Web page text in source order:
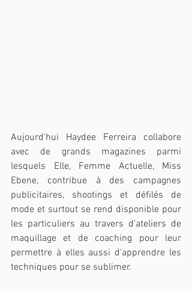
Aujourd'hui Haydee Ferreira collabore
avec de grands magazines parmi
lesquels Elle, Femme Actuelle, Miss
Ebene, contribue à des campagnes
publicitaires, shootings et défilés de
mode et surtout se rend disponible pour
les particuliers au travers d'ateliers de
maquillage et de coaching pour leur
permettre à elles aussi d'apprendre les
techniques pour se sublimer.